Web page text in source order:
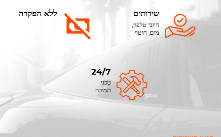
ללא הפקדה שירותים
חיובי טלפון,
מים, חיטוי
24/7
טֶכנִי
תמיכה